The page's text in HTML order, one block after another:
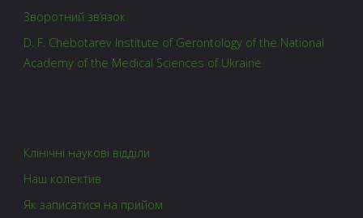
Зворотний зв’язок
D. F. Chebotarev Institute of Gerontology of the National
Academy of the Medical Sciences of Ukraine
Клінічні наукові відділи
Наш колектив
Як записатися на прийом